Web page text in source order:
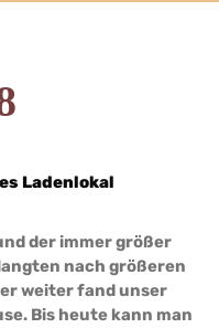
Ladenlokal
der immer größer
nach größeren
weiter fand unser
Bis heute kann man